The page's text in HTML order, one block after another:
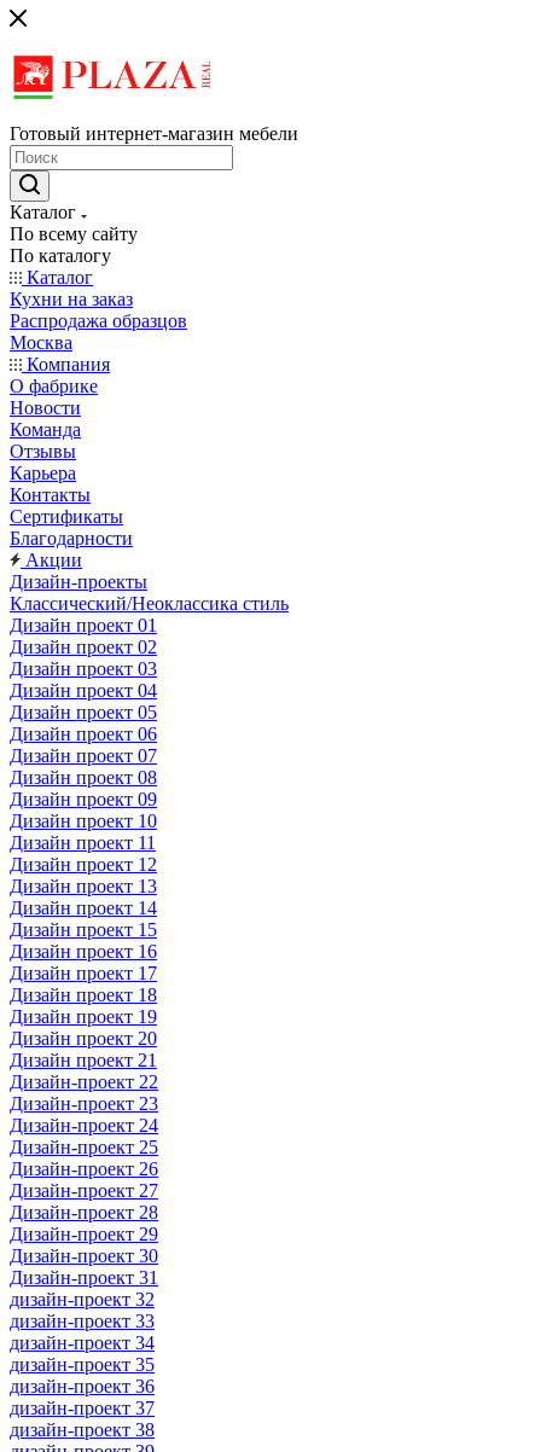
Готовый интернет-магазин мебели
Каталог
По всему сайту
По каталогу
Каталог
Кухни на заказ
Распродажа образцов
Москва
Компания
О фабрике
Новости
Команда
Отзывы
Карьера
Контакты
Сертификаты
Благодарности
Акции
Дизайн-проекты
Классический/Неоклассика стиль
Дизайн проект 01
Дизайн проект 02
Дизайн проект 03
Дизайн проект 04
Дизайн проект 05
Дизайн проект 06
Дизайн проект 07
Дизайн проект 08
Дизайн проект 09
Дизайн проект 10
Дизайн проект 11
Дизайн проект 12
Дизайн проект 13
Дизайн проект 14
Дизайн проект 15
Дизайн проект 16
Дизайн проект 17
Дизайн проект 18
Дизайн проект 19
Дизайн проект 20
Дизайн проект 21
Дизайн-проект 22
Дизайн-проект 23
Дизайн-проект 24
Дизайн-проект 25
Дизайн-проект 26
Дизайн-проект 27
Дизайн-проект 28
Дизайн-проект 29
Дизайн-проект 30
Дизайн-проект 31
дизайн-проект 32
дизайн-проект 33
дизайн-проект 34
дизайн-проект 35
дизайн-проект 36
дизайн-проект 37
дизайн-проект 38